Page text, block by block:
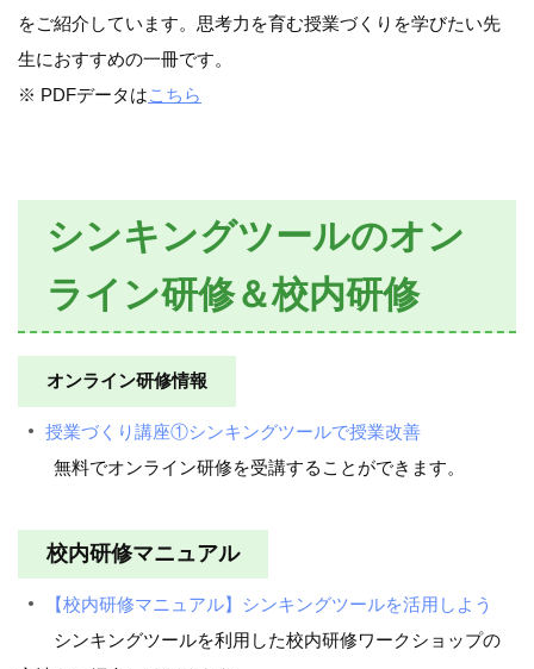
をご紹介しています。思考力を育む授業づくりを学びたい先
生におすすめの一冊です。
※ PDFデータはこちら
シンキングツールのオン
ライン研修＆校内研修
オンライン研修情報
授業づくり講座①シンキングツールで授業改善
無料でオンライン研修を受講することができます。
校内研修マニュアル
【校内研修マニュアル】シンキングツールを活用しよう
シンキングツールを利用した校内研修ワークショップの